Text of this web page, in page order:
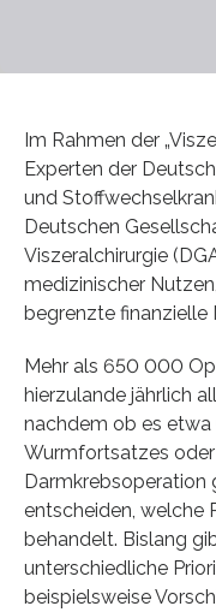
Im Rahmen der
Experten der
und
Deutschen
Viszeralchirurgie
medizinischer
begrenzte finanzielle
Mehr als 650 000
hierzulande jährlich
nachdem ob es etwa
Wurmfortsatzes
Darmkrebsoperation
entscheiden, welche
behandelt. Bislang
unterschiedliche
beispielsweise